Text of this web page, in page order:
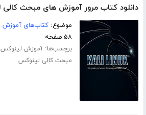
دانلود کتاب مرور آموزش های مبحث
موضوع:کتاب‌های آموزش
۵۸ صفحه
برچسب‌ها:آموزش لینوکس
مبحث کالی لینوکس